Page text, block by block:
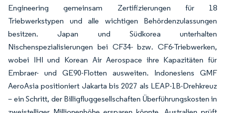
Engineering gemeinsam Zertifizierungen für 18
Triebwerkstypen und alle wichtigen Behördenzulassungen
besitzen. Japan und Südkorea unterhalten
Nischenspezialisierungen bei CF34- bzw. CF6-Triebwerken,
wobei IHI und Korean Air Aerospace ihre Kapazitäten für
Embraer- und GE90-Flotten ausweiten. Indonesiens GMF
AeroAsia positioniert Jakarta bis 2027 als LEAP-1B-Drehkreuz
– ein Schritt, der Billigfluggesellschaften Überführungskosten in